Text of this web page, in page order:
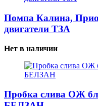
Помпа Калина,
двигатели ТЗА
Нет в наличии
Пробка слива ОЖ